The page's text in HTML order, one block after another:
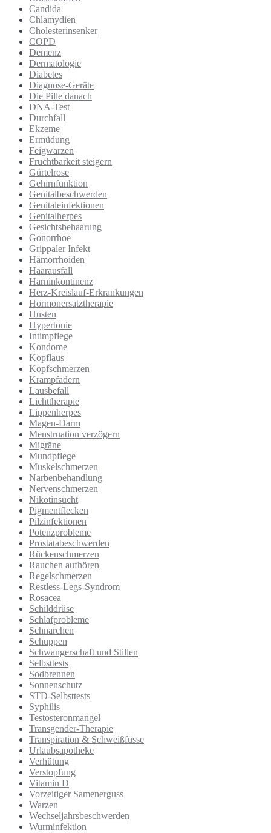
Candida
Chlamydien
Cholesterinsenker
COPD
Demenz
Dermatologie
Diabetes
Diagnose-Geräte
Die Pille danach
DNA-Test
Durchfall
Ekzeme
Ermüdung
Feigwarzen
Fruchtbarkeit steigern
Gürtelrose
Gehirnfunktion
Genitalbeschwerden
Genitaleinfektionen
Genitalherpes
Gesichtsbehaarung
Gonorrhoe
Grippaler Infekt
Hämorrhoiden
Haarausfall
Harninkontinenz
Herz-Kreislauf-Erkrankungen
Hormonersatztherapie
Husten
Hypertonie
Intimpflege
Kondome
Kopflaus
Kopfschmerzen
Krampfadern
Lausbefall
Lichttherapie
Lippenherpes
Magen-Darm
Menstruation verzögern
Migräne
Mundpflege
Muskelschmerzen
Narbenbehandlung
Nervenschmerzen
Nikotinsucht
Pigmentflecken
Pilzinfektionen
Potenzprobleme
Prostatabeschwerden
Rückenschmerzen
Rauchen aufhören
Regelschmerzen
Restless-Legs-Syndrom
Rosacea
Schilddrüse
Schlafprobleme
Schnarchen
Schuppen
Schwangerschaft und Stillen
Selbsttests
Sodbrennen
Sonnenschutz
STD-Selbsttests
Syphilis
Testosteronmangel
Transgender-Therapie
Transpiration & Schweißfüsse
Urlaubsapotheke
Verhütung
Verstopfung
Vitamin D
Vorzeitiger Samenerguss
Warzen
Wechseljahrsbeschwerden
Wurminfektion